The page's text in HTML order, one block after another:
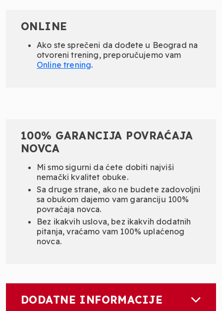
ONLINE
Ako ste sprečeni da dođete u Beograd na
otvoreni trening, preporučujemo vam
Online trening.
100% GARANCIJA POVRAĆAJA
NOVCA
Mi smo sigurni da ćete dobiti najviši
nemački kvalitet obuke.
Sa druge strane, ako ne budete zadovoljni
sa obukom dajemo vam garanciju 100%
povraćaja novca.
Bez ikakvih uslova, bez ikakvih dodatnih
pitanja, vraćamo vam 100% uplaćenog
novca.
DODATNE INFORMACIJE